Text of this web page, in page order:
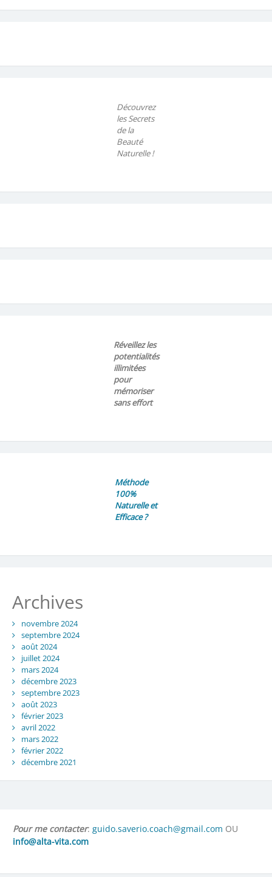
Découvrez
les Secrets
de la
Beauté
Naturelle !
Réveillez les
potentialités
illimitées
pour
mémoriser
sans effort
Méthode
100%
Naturelle et
Efficace ?
Archives
novembre 2024
septembre 2024
août 2024
juillet 2024
mars 2024
décembre 2023
septembre 2023
août 2023
février 2023
avril 2022
mars 2022
février 2022
décembre 2021
Pour me contacter: guido.saverio.coach@gmail.com OU
info@alta-vita.com